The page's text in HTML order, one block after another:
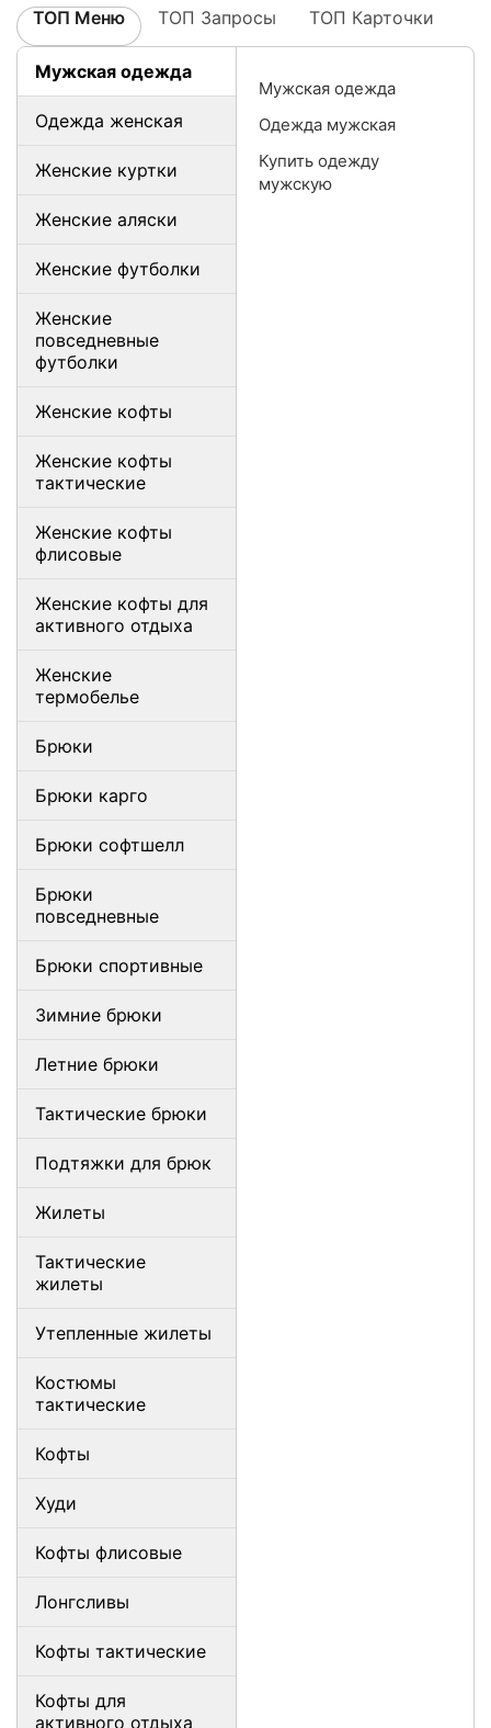
ТОП Меню ТОП Запросы ТОП Карточки
Мужская одежда
Одежда женская
Женские куртки
Женские аляски
Женские футболки
Женские
повседневные
футболки
Женские кофты
Женские кофты
тактические
Женские кофты
флисовые
Женские кофты для
активного отдыха
Женские
термобелье
Брюки
Брюки карго
Брюки софтшелл
Брюки
повседневные
Брюки спортивные
Зимние брюки
Летние брюки
Тактические брюки
Подтяжки для брюк
Жилеты
Тактические
жилеты
Утепленные жилеты
Костюмы
тактические
Кофты
Худи
Кофты флисовые
Лонгсливы
Кофты тактические
Кофты для
активного отдыха
Мужская одежда
Одежда мужская
Купить одежду
мужскую